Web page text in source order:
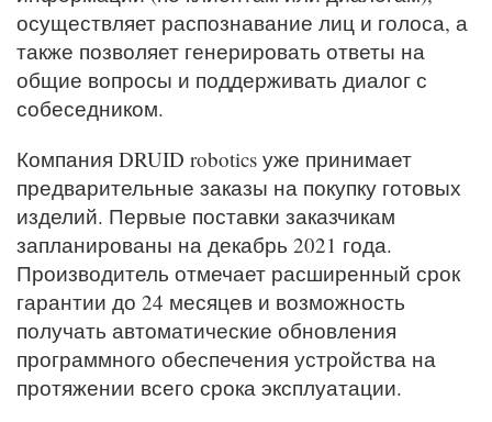
осуществляет распознавание лиц и голоса, а
также позволяет генерировать ответы на
общие вопросы и поддерживать диалог с
собеседником.
Компания DRUID robotics уже принимает
предварительные заказы на покупку готовых
изделий. Первые поставки заказчикам
запланированы на декабрь 2021 года.
Производитель отмечает расширенный срок
гарантии до 24 месяцев и возможность
получать автоматические обновления
программного обеспечения устройства на
протяжении всего срока эксплуатации.